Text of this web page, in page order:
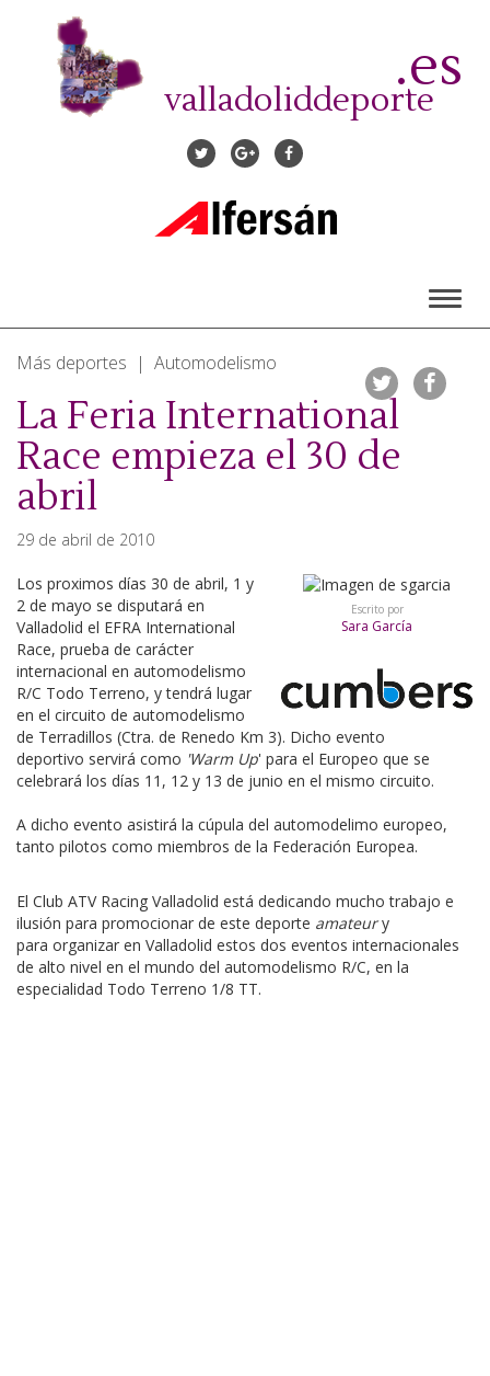
contenido
valladoliddeporte
.es
Más deportes | Automodelismo
La Feria International
Race empieza el 30 de
abril
29 de abril de 2010
Escrito por
Sara García
Los proximos días 30 de abril, 1 y
2 de mayo se disputará en
Valladolid el EFRA International
Race, prueba de carácter
internacional en automodelismo
R/C Todo Terreno, y tendrá lugar
en el circuito de automodelismo
de Terradillos (Ctra. de Renedo Km 3). Dicho evento
deportivo servirá como 'Warm Up' para el Europeo que se
celebrará los días 11, 12 y 13 de junio en el mismo circuito.
A dicho evento asistirá la cúpula del automodelimo europeo,
tanto pilotos como miembros de la Federación Europea.
El Club ATV Racing Valladolid está dedicando mucho trabajo e
ilusión para promocionar de este deporte amateury
para organizar en Valladolid estos dos eventos internacionales
de alto nivel en el mundo del automodelismo R/C, en la
especialidad Todo Terreno 1/8 TT.